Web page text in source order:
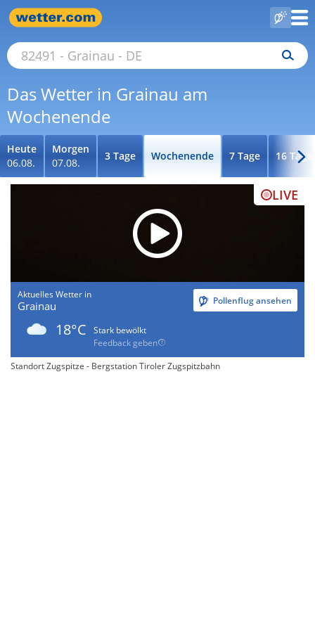
Das Wetter in Grainau am
Wochenende
Heute
06.08.
Morgen
07.08.
3 Tage Wochenende 7 Tage 16 Tage
LIVE
Aktuelles Wetter in
Grainau Pollenflug ansehen
18°C
Stark bewölkt
Feedback geben
Standort Zugspitze - Bergstation Tiroler Zugspitzbahn